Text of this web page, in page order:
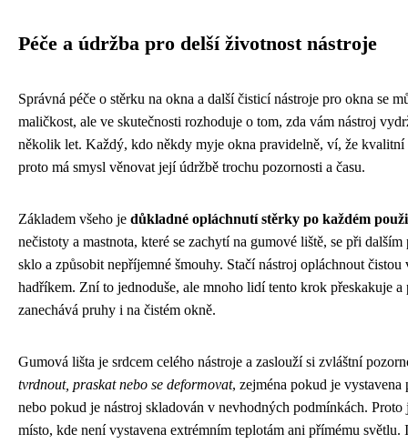
Péče a údržba pro delší životnost nástroje
Správná péče o stěrku na okna a další čisticí nástroje pro okna se
maličkost, ale ve skutečnosti rozhoduje o tom, zda vám nástroj
několik let. Každý, kdo někdy myje okna pravidelně, ví, že kvalitní
proto má smysl věnovat její údržbě trochu pozornosti a času.
Základem všeho je důkladné opláchnutí stěrky po každém
nečistoty a mastnota, které se zachytí na gumové liště, se při
sklo a způsobit nepříjemné šmouhy. Stačí nástroj opláchnout
hadříkem. Zní to jednoduše, ale mnoho lidí tento krok přeskakuje
zanechává pruhy i na čistém okně.
Gumová lišta je srdcem celého nástroje a zaslouží si zvláštní
tvrdnout, praskat nebo se deformovat, zejména pokud je
nebo pokud je nástroj skladován v nevhodných podmínkách. Proto
místo, kde není vystavena extrémním teplotám ani přímému světlu.